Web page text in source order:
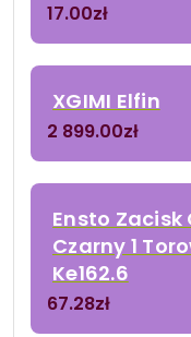
17.00zł
XGIMI Elfin
2 899.00zł
Ensto Zacisk
Czarny 1
Ke162.6
67.28zł